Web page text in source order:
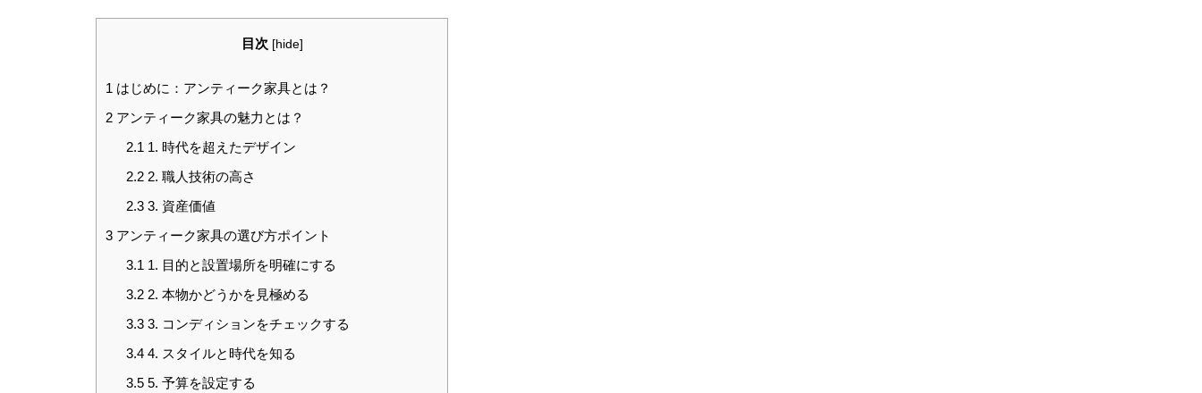
目次 [hide]
1 はじめに：アンティーク家具とは？
2 アンティーク家具の魅力とは？
2.1 1. 時代を超えたデザイン
2.22. 職人技術の高さ
2.33. 資産価値
3 アンティーク家具の選び方ポイント
3.1 1. 目的と設置場所を明確にする
3.22. 本物かどうかを見極める
3.33. コンディションをチェックする
3.44. スタイルと時代を知る
3.55. 予算を設定する